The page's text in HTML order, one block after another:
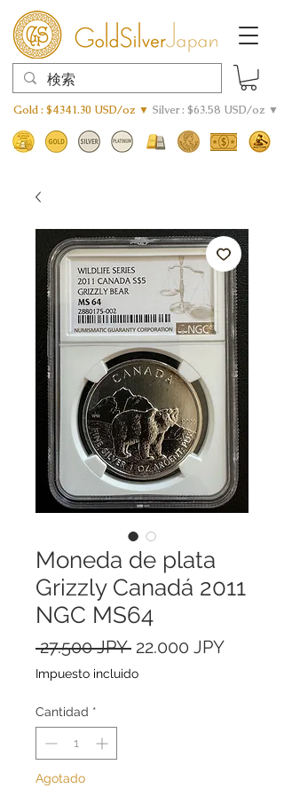
Gold : $4341.30 USD/oz ▼ Silver : $63.58 USD/oz ▼
Moneda de plata
Grizzly Canadá 2011
NGC MS64
27.500 JPY Precio
22.000 JPYPrecio
Impuesto incluido
Cantidad *
Agotado